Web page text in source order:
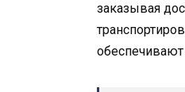
заказывая